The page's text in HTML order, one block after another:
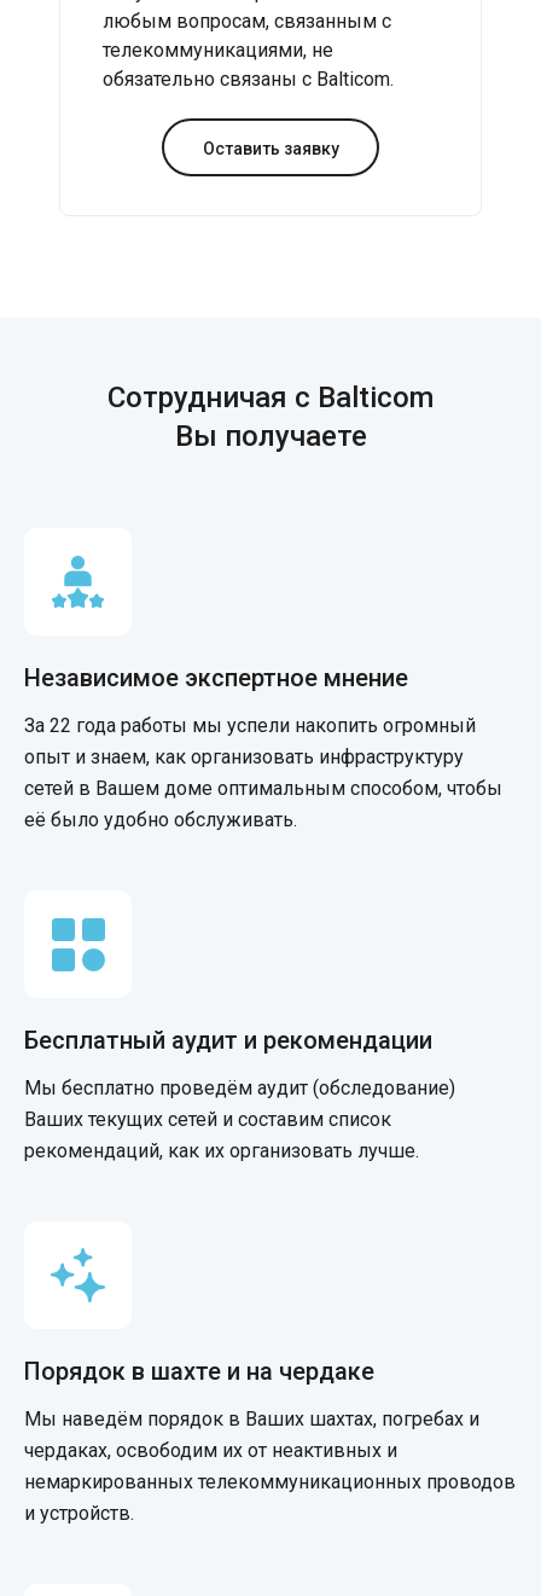
любым вопросам, связанным с
телекоммуникациями, не
обязательно связаны с Balticom.
Оставить заявку
Сотрудничая с Balticom
Вы получаете
Независимое экспертное мнение
За 22 года работы мы успели накопить огромный
опыт и знаем, как организовать инфраструктуру
сетей в Вашем доме оптимальным способом, чтобы
её было удобно обслуживать.
Бесплатный аудит и рекомендации
Мы бесплатно проведём аудит (обследование)
Ваших текущих сетей и составим список
рекомендаций, как их организовать лучше.
Порядок в шахте и на чердаке
Мы наведём порядок в Ваших шахтах, погребах и
чердаках, освободим их от неактивных и
немаркированных телекоммуникационных проводов
и устройств.